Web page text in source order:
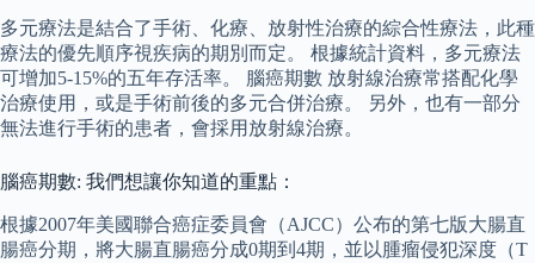
多元療法是結合了手術、化療、放射性治療的綜合性療法，此種
療法的優先順序視疾病的期別而定。 根據統計資料，多元療法
可增加5-15%的五年存活率。 腦癌期數 放射線治療常搭配化學
治療使用，或是手術前後的多元合併治療。 另外，也有一部分
無法進行手術的患者，會採用放射線治療。
腦癌期數: 我們想讓你知道的重點：
根據2007年美國聯合癌症委員會（AJCC）公布的第七版大腸直
腸癌分期，將大腸直腸癌分成0期到4期，並以腫瘤侵犯深度（T